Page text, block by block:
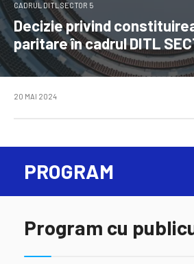
CADRUL DITL SECTOR 5
Decizie privind
paritare în cadrul DITL
20 MAI 2024
PROGRAM
Program cu